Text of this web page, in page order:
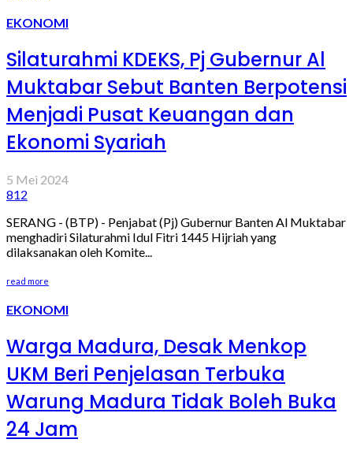
EKONOMI
Silaturahmi KDEKS, Pj Gubernur Al
Muktabar Sebut Banten Berpotensi
Menjadi Pusat Keuangan dan
Ekonomi Syariah
5 Mei 2024
812
SERANG - (BTP) - Penjabat (Pj) Gubernur Banten Al Muktabar
menghadiri Silaturahmi Idul Fitri 1445 Hijriah yang
dilaksanakan oleh Komite...
read more
EKONOMI
Warga Madura, Desak Menkop
UKM Beri Penjelasan Terbuka
Warung Madura Tidak Boleh Buka
24 Jam